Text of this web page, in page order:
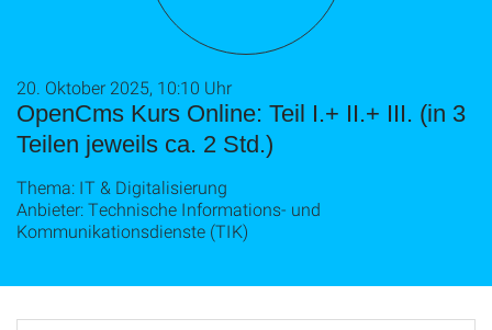
OpenCms Kurs Online: Teil I.+ II.+ III. (in 3
Teilen jeweils ca. 2 Std.)
20. Oktober 2025, 10:10 Uhr
Thema: IT & Digitalisierung
Anbieter: Technische Informations- und
Kommunikationsdienste (TIK)